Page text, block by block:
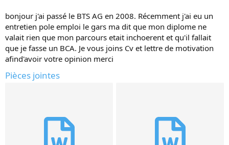
bonjour j'ai passé le BTS AG en 2008. Récemment j'ai eu un
entretien pole emploi le gars ma dit que mon diplome ne
valait rien que mon parcours etait inchoerent et qu'il fallait
que je fasse un BCA. Je vous joins Cv et lettre de motivation
afind'avoir votre opinion merci
Pièces jointes